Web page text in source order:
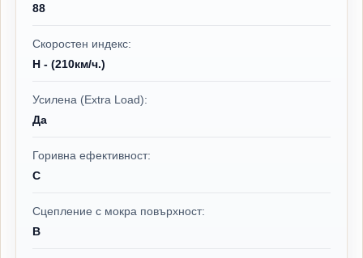
88
Скоростен индекс:
H - (210км/ч.)
Усилена (Extra Load):
Да
Горивна ефективност:
C
Сцепление с мокра повърхност:
B